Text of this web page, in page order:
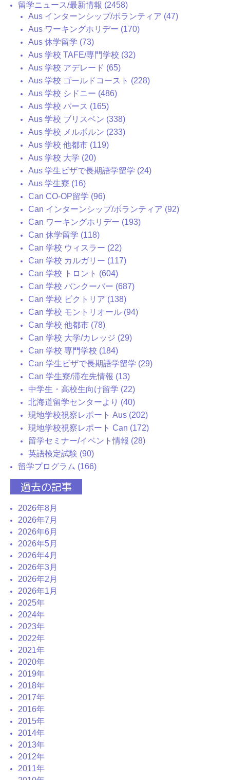
留学ニュース/最新情報 (2458)
Aus インターンシップ/ボランティア (47)
Aus ワーキングホリデー (170)
Aus 休学留学 (73)
Aus 学校 TAFE/専門学校 (32)
Aus 学校 アデレード (65)
Aus 学校 ゴールドコースト (228)
Aus 学校 シドニー (486)
Aus 学校 パース (165)
Aus 学校 ブリスベン (338)
Aus 学校 メルボルン (233)
Aus 学校 他都市 (119)
Aus 学校 大学 (20)
Aus 学生ビザで長期語学留学 (24)
Aus 学生寮 (16)
Can CO-OP留学 (96)
Can インターンシップ/ボランティア (92)
Can ワーキングホリデー (193)
Can 休学留学 (118)
Can 学校 ウィスラー (22)
Can 学校 カルガリー (117)
Can 学校 トロント (604)
Can 学校 バンクーバー (687)
Can 学校 ビクトリア (138)
Can 学校 モントリオール (94)
Can 学校 他都市 (78)
Can 学校 大学/カレッジ (29)
Can 学校 専門学校 (184)
Can 学生ビザで長期語学留学 (29)
Can 学生寮/滞在先情報 (13)
中学生・高校生向け留学 (22)
北海道留学センターより (40)
現地学校視察レポート Aus (202)
現地学校視察レポート Can (172)
留学セミナー/イベント情報 (28)
英語検定試験 (90)
留学プログラム (166)
過去の記事
2026年8月
2026年7月
2026年6月
2026年5月
2026年4月
2026年3月
2026年2月
2026年1月
2025年
2024年
2023年
2022年
2021年
2020年
2019年
2018年
2017年
2016年
2015年
2014年
2013年
2012年
2011年